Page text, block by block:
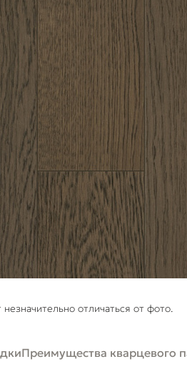
отличаться от фото.
Преимущества кварцевого